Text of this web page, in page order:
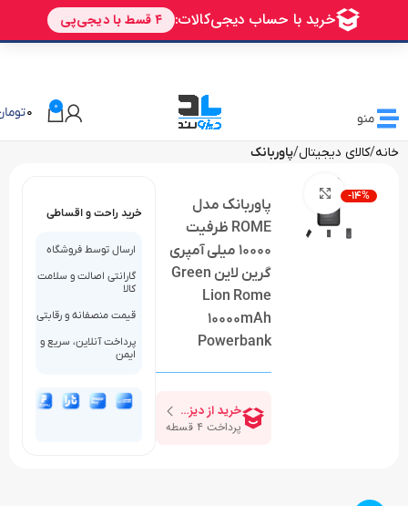
منو
0
0
خانه کالای دیجیتال پاوربانک
-14%
پاوربانک مدل
ROME ظرفیت
10000 میلی آمپری
گرین لاین Green
Lion Rome
10000mAh
Powerbank
خرید راحت و اقساطی
ارسال توسط فروشگاه
گارانتی اصالت و سلامت
کالا
قیمت منصفانه و رقابتی
پرداخت آنلاین، سریع و
ایمن
🎁 تخفیف ویژه دیزولند برای اولین خرید شما AVALIN